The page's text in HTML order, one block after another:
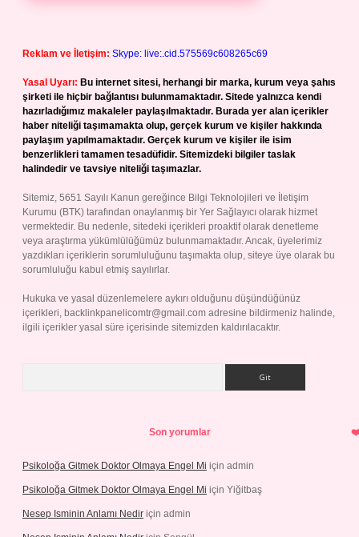
Reklam ve İletişim: Skype: live:.cid.575569c608265c69
Yasal Uyarı: Bu internet sitesi, herhangi bir marka, kurum veya şahıs
şirketi ile hiçbir bağlantısı bulunmamaktadır. Sitede yalnızca kendi
hazırladığımız makaleler paylaşılmaktadır. Burada yer alan içerikler
haber niteliği taşımamakta olup, gerçek kurum ve kişiler hakkında
paylaşım yapılmamaktadır. Gerçek kurum ve kişiler ile isim
benzerlikleri tamamen tesadüfidir. Sitemizdeki bilgiler taslak
halindedir ve tavsiye niteliği taşımazlar.
Sitemiz, 5651 Sayılı Kanun gereğince Bilgi Teknolojileri ve İletişim
Kurumu (BTK) tarafından onaylanmış bir Yer Sağlayıcı olarak hizmet
vermektedir. Bu nedenle, sitedeki içerikleri proaktif olarak denetleme
veya araştırma yükümlülüğümüz bulunmamaktadır. Ancak, üyelerimiz
yazdıkları içeriklerin sorumluluğunu taşımakta olup, siteye üye olarak bu
sorumluluğu kabul etmiş sayılırlar.
Hukuka ve yasal düzenlemelere aykırı olduğunu düşündüğünüz
içerikleri, backlinkpanelicomtr@gmail.com adresine bildirmeniz halinde,
ilgili içerikler yasal süre içerisinde sitemizden kaldırılacaktır.
Son yorumlar
Psikoloğa Gitmek Doktor Olmaya Engel Mi için admin
Psikoloğa Gitmek Doktor Olmaya Engel Mi için Yiğitbaş
Nesep Isminin Anlamı Nedir için admin